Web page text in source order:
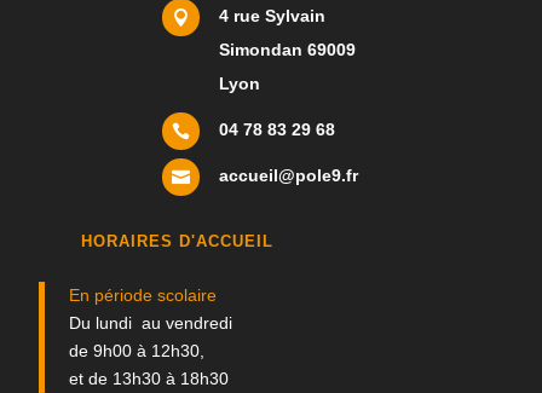

4 rue Sylvain
Simondan 69009
Lyon
 04 78 83 29 68
 accueil@pole9.fr
HORAIRES D'ACCUEIL
En période scolaire
Du lundi au vendredi
de 9h00 à 12h30,
et de 13h30 à 18h30